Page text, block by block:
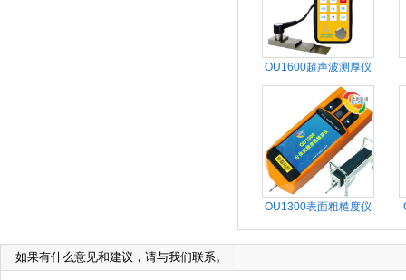
OU1600超声波测厚仪
OU1300表面粗糙度仪
如果有什么意见和建议，请与我们联系。